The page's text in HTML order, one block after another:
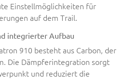
Einstellmöglichkeiten für
auf dem Trail.
integrierter Aufbau
910 besteht aus Carbon, der
Die Dämpferintegration sorgt
und reduziert die